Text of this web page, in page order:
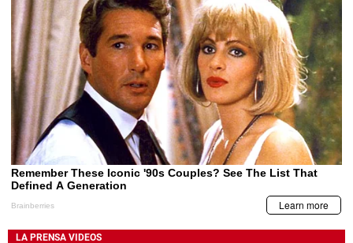
LA PRENSA VIDEOS